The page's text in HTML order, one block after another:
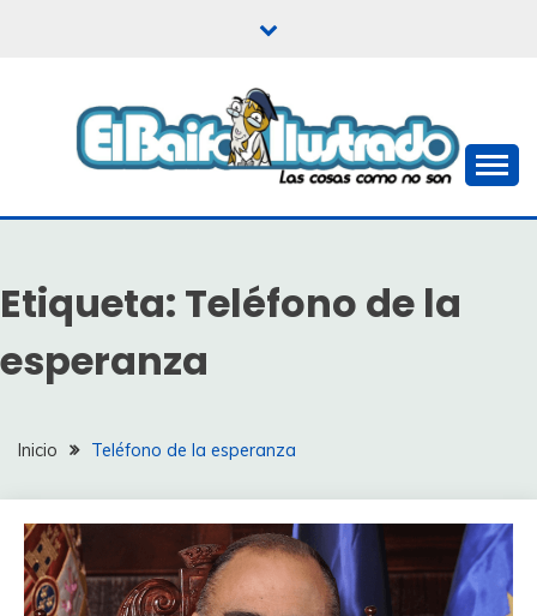
EL BAIFO ILUSTRADO
Etiqueta: Teléfono de la
esperanza
Inicio Teléfono de la esperanza